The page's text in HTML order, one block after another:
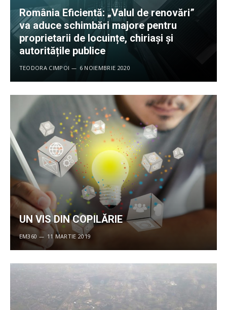
România Eficientă: „Valul de renovări”
va aduce schimbări majore pentru
proprietarii de locuințe, chiriași și
autoritățile publice
TEODORA CIMPOI 6 NOIEMBRIE 2020
UN VIS DIN COPILĂRIE
EM360 11 MARTIE 2019